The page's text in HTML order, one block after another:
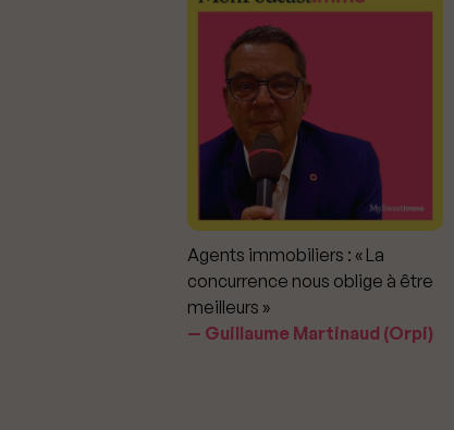
Agents immobiliers : « La
concurrence nous oblige à être
meilleurs »
Guillaume Martinaud (Orpi)